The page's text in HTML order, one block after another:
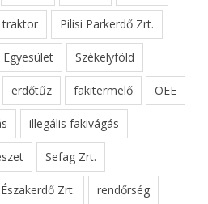
traktor Pilisi Parkerdő Zrt.
Székelyföld
erdőtűz fakitermelő OEE
illegális fakivágás
Sefag Zrt.
Északerdő Zrt. rendőrség